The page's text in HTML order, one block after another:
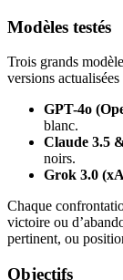
Modèles testés
Trois grands
versions
GPT-4o
blanc.
Claude 3.5
noirs.
Grok 3.0
Chaque
victoire ou
pertinent, ou
Objectifs